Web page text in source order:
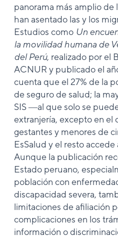
panorama más amplio de
han asentado las y los
Estudios como Un
la movilidad humana de
del Perú, realizado por el
ACNUR y publicado el
cuenta que el 27% de la
de seguro de salud; la
SIS ―al que solo se
extranjería, excepto en el
gestantes y menores de
EsSalud y el resto
Aunque la publicación
Estado peruano,
población con
discapacidad severa,
limitaciones de afiliación
complicaciones en los
información o